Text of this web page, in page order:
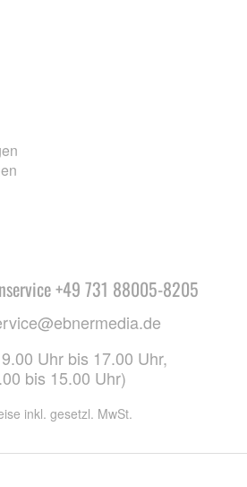
+49 731 88005-8205
Uhr bis 17.00 Uhr,
bis 15.00 Uhr)
inkl. gesetzl. MwSt.